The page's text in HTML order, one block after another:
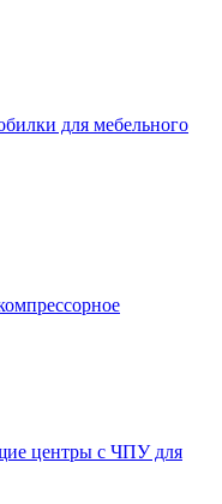
для мебельного
центры с ЧПУ для